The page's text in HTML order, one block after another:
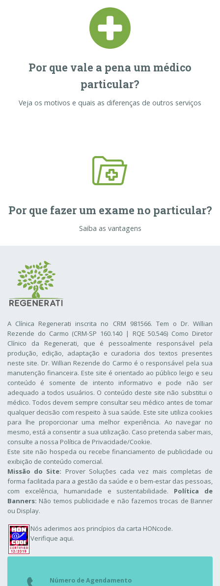
Por que vale a pena um médico
particular?
Veja os motivos e quais as diferenças de outros serviços
Por que fazer um exame no particular?
Saiba as vantagens
A Clínica Regenerati inscrita no CRM 981566. Tem o Dr. Willian
Rezende do Carmo (CRM-SP 160.140 | RQE 50.546) Como Diretor
Clínico da Regenerati, que é pessoalmente responsável pela
produção, edição, adaptação e curadoria dos textos presentes
neste site. Dr. Willian Rezende do Carmo é o responsável pela sua
manutenção financeira. Este site é orientado ao público leigo e seu
conteúdo é somente de intento informativo e pode não ser
adequado a todos usuários. O conteúdo deste site não substitui o
médico. Todos devem sempre consultar seu médico antes de tomar
qualquer decisão com respeito à sua saúde. Este site utiliza cookies
para lhe proporcionar uma melhor experiência. Ao navegar no
mesmo, está a consentir a sua utilização. Caso pretenda saber mais,
consulte a nossa Política de Privacidade/Cookie.
Este site não hospeda ou recebe financiamento de publicidade ou
exibição de conteúdo comercial.
Missão do Site: Prover Soluções cada vez mais completas de
forma facilitada para a gestão da saúde e o bem-estar das pessoas,
com excelência, humanidade e sustentabilidade. Política de
Banners: Não temos publicidade e não fazemos trocas de Banner
ou Display.
Nós aderimos aos princípios da carta HONcode.
Verifique aqui.
Número de Agendamento